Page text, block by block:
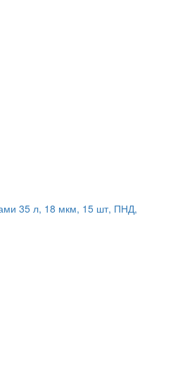
35 л, 18 мкм, 15 шт, ПНД,